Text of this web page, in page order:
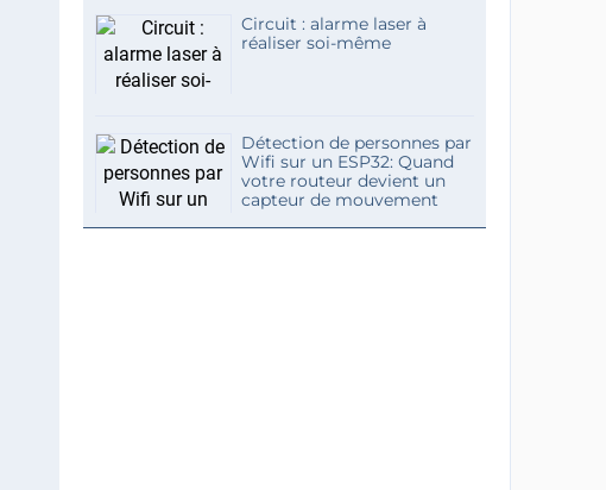
Circuit : alarme laser à
réaliser soi-même
Détection de personnes par
Wifi sur un ESP32: Quand
votre routeur devient un
capteur de mouvement